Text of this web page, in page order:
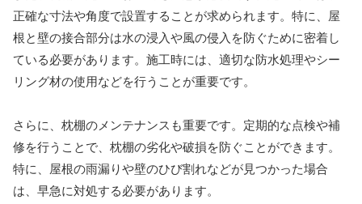
正確な寸法や角度で設置することが求められます。特に、屋
根と壁の接合部分は水の浸入や風の侵入を防ぐために密着し
ている必要があります。施工時には、適切な防水処理やシー
リング材の使用などを行うことが重要です。
さらに、枕棚のメンテナンスも重要です。定期的な点検や補
修を行うことで、枕棚の劣化や破損を防ぐことができます。
特に、屋根の雨漏りや壁のひび割れなどが見つかった場合
は、早急に対処する必要があります。